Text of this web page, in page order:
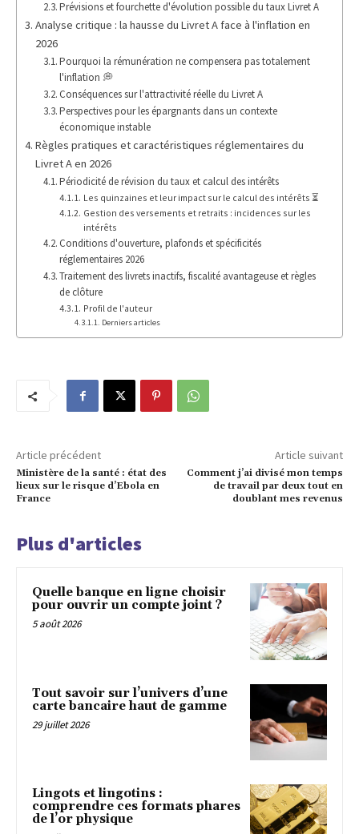
Prévisions et fourchette d'évolution possible du taux Livret A
Analyse critique : la hausse du Livret A face à l'inflation en
2026
Pourquoi la rémunération ne compensera pas totalement
l'inflation 💭
Conséquences sur l'attractivité réelle du Livret A
Perspectives pour les épargnants dans un contexte
économique instable
Règles pratiques et caractéristiques réglementaires du
Livret A en 2026
Périodicité de révision du taux et calcul des intérêts
Les quinzaines et leur impact sur le calcul des intérêts ⏳
Gestion des versements et retraits : incidences sur les
intérêts
Conditions d'ouverture, plafonds et spécificités
réglementaires 2026
Traitement des livrets inactifs, fiscalité avantageuse et règles
de clôture
Profil de l'auteur
Derniers articles
Article précédent
Ministère de la santé : état des
lieux sur le risque d’Ebola en
France
Article suivant
Comment j’ai divisé mon temps
de travail par deux tout en
doublant mes revenus
Plus d'articles
Quelle banque en ligne choisir
pour ouvrir un compte joint ?
5 août 2026
Tout savoir sur l’univers d’une
carte bancaire haut de gamme
29 juillet 2026
Lingots et lingotins :
comprendre ces formats phares
de l’or physique